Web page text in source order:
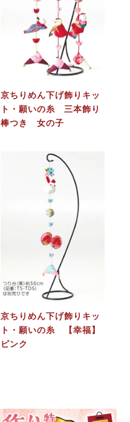
京ちりめん下げ飾りキッ
ト・願いの糸 三本飾り
棒つき 女の子
京ちりめん下げ飾りキッ
ト・願いの糸 【幸福】
ピンク